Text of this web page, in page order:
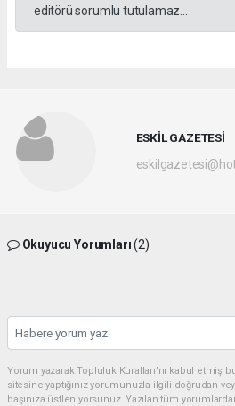
editörü sorumlu tutulamaz...
ESKİL GAZETESİ
Okuyucu Yorumları(2)
Yorum yazarak Topluluk Kuralları’nı kabul etmiş
sitesine yaptığınız yorumunuzla ilgili doğrudan
başınıza üstleniyorsunuz. Yazılan tüm